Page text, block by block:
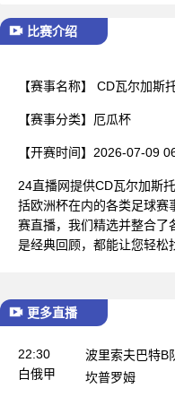
比赛介绍
【赛事名称】 CD瓦尔加斯
【赛事分类】 厄瓜杯
【开赛时间】 2026-07-09
24直播网提供CD瓦尔加斯
括欧洲杯在内的各类足球赛
赛直播，我们精选并整合了
是经典回顾，都能让您轻松
更多直播
22:30
白俄甲
波里索夫巴特B
坎普罗姆